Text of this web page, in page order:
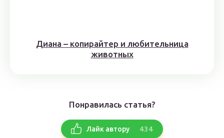
Диана – копирайтер и любительница
животных
Понравилась статья?
Лайк автору 434